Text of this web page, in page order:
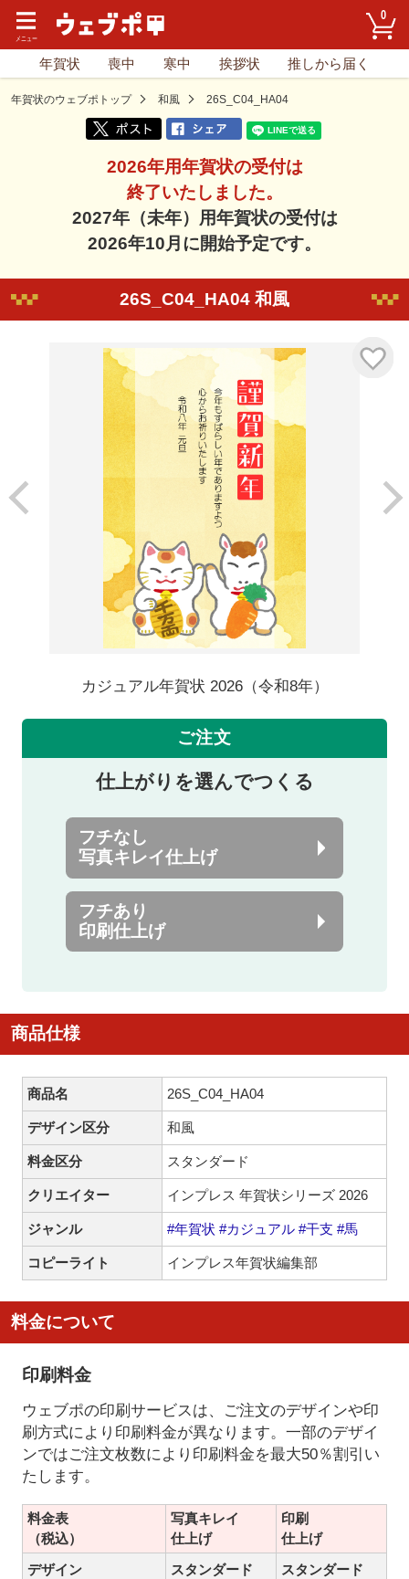
0
年賀状 喪中 寒中 挨拶状 推しから届く
年賀状のウェブポトップ 和風 26S_C04_HA04
2026年用年賀状の受付は
終了いたしました。
2027年（未年）用年賀状の受付は
2026年10月に開始予定です。
26S_C04_HA04 和風
カジュアル年賀状 2026（令和8年）
ご注文
仕上がりを選んでつくる
フチなし
写真キレイ仕上げ
フチあり
印刷仕上げ
商品仕様
商品名 26S_C04_HA04
デザイン区分 和風
料金区分 スタンダード
クリエイター インプレス 年賀状シリーズ 2026
ジャンル #年賀状 #カジュアル #干支 #馬
コピーライト インプレス年賀状編集部
料金について
印刷料金
ウェブポの印刷サービスは、ご注文のデザインや印
刷方式により印刷料金が異なります。一部のデザイ
ンではご注文枚数により印刷料金を最大50％割引い
たします。
料金表
（税込）
写真キレイ
仕上げ
印刷
仕上げ
デザイン
スタンダード スタンダード